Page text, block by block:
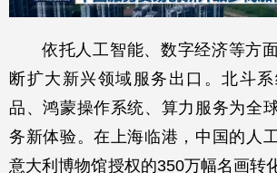
依托人工智能、数字经济等方
断扩大新兴领域服务出口。北斗
品、鸿蒙操作系统、算力服务为全
务新体验。在上海临港，中国的人
意大利博物馆授权的350万幅名画转